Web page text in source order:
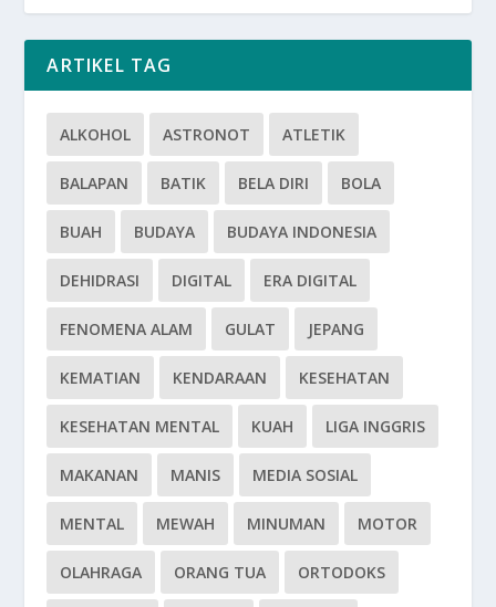
ARTIKEL TAG
ALKOHOL ASTRONOT ATLETIK
BALAPAN BATIK BELA DIRI BOLA
BUAH BUDAYA BUDAYA INDONESIA
DEHIDRASI DIGITAL ERA DIGITAL
FENOMENA ALAM GULAT JEPANG
KEMATIAN KENDARAAN KESEHATAN
KESEHATAN MENTAL KUAH LIGA INGGRIS
MAKANAN MANIS MEDIA SOSIAL
MENTAL MEWAH MINUMAN MOTOR
OLAHRAGA ORANG TUA ORTODOKS